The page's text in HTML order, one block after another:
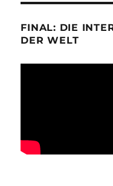
FINAL: DIE
DER WELT